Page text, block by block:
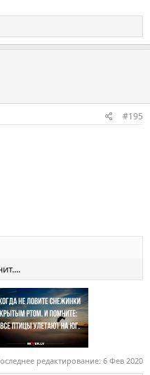
#195
редактирование: 6 Фев 2020